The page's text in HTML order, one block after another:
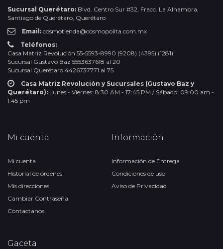
Sucursal Querétaro: Blvd. Centro Sur #32, Fracc. La Alhambra,
Santiago de Querétaro, Querétaro
Email: cosmotienda@cosmopolita.com.mx
Teléfonos:
Casa Matriz Revolución 55-5593-8990 (9208) (4395) (1281)
Sucursal Gustavo Baz 5553637618 al 20
Sucursal Querétaro 4426737771 al 75
Casa Matriz Revolución y Sucursales (Gustavo Baz y
Querétaro): Lunes - Viernes: 8:30 AM - 17:45 PM / Sábado: 09:00 am -
1:45 pm
Mi cuenta
Mi cuenta
Historial de órdenes
Mis direcciones
Cambiar Contraseña
Contactanos
Información
Información de Entrega
Condiciones de uso
Aviso de Privacidad
Gaceta